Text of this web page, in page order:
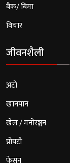
बैंक/ बिमा
विचार
जीवनशैली
अटो
खानपान
खेल / मनोरञ्जन
प्रोपटी